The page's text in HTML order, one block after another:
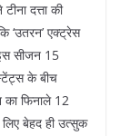
दत्ता की
‘उतरन’ एक्ट्रेस
सीजन 15
के बीच
का फिनाले 12
बेहद ही उत्सुक